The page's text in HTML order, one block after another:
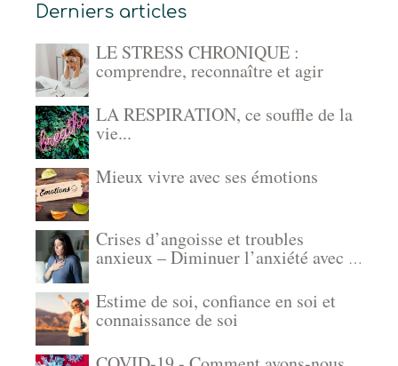
Derniers articles
LE STRESS CHRONIQUE :
comprendre, reconnaître et agir
LA RESPIRATION, ce souffle de la
vie...
Mieux vivre avec ses émotions
Crises d’angoisse et troubles
anxieux – Diminuer l’anxiété avec la
l’hypnose
Estime de soi, confiance en soi et
connaissance de soi